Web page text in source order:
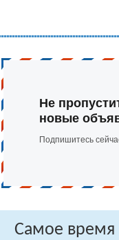
Не
новые
Подпишитесь
Самое время